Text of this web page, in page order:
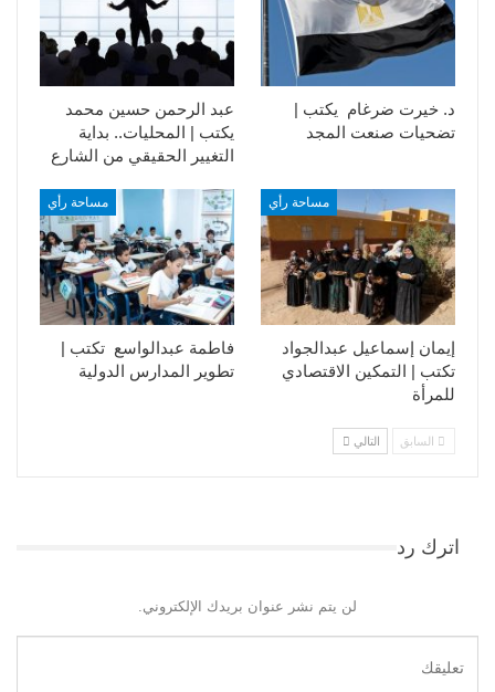
عبد الرحمن حسين محمد
يكتب | المحليات.. بداية
التغيير الحقيقي من الشارع
د. خيرت ضرغام يكتب |
تضحيات صنعت المجد
مساحة رأي
فاطمة عبدالواسع تكتب |
تطوير المدارس الدولية
مساحة رأي
إيمان إسماعيل عبدالجواد
تكتب | التمكين الاقتصادي
للمرأة
السابق التالي
اترك رد
لن يتم نشر عنوان بريدك الإلكتروني.